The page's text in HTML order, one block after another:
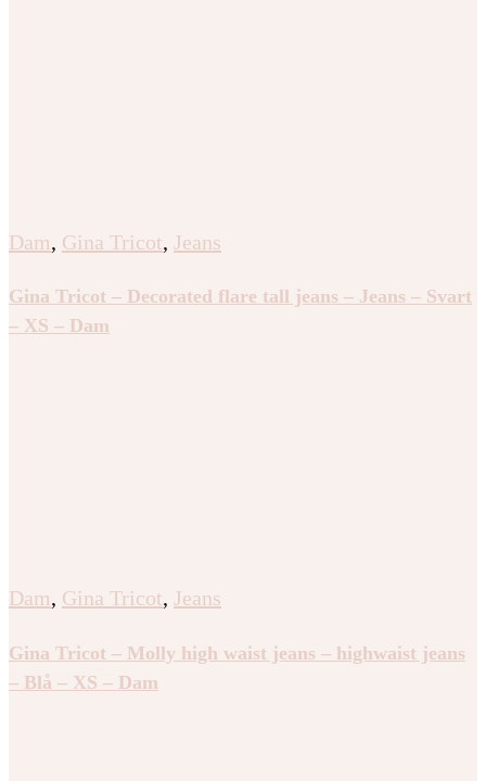
Dam, Gina Tricot, Jeans
Gina Tricot – Decorated flare tall jeans – Jeans – Svart
– XS – Dam
Dam, Gina Tricot, Jeans
Gina Tricot – Molly high waist jeans – highwaist jeans
– Blå – XS – Dam